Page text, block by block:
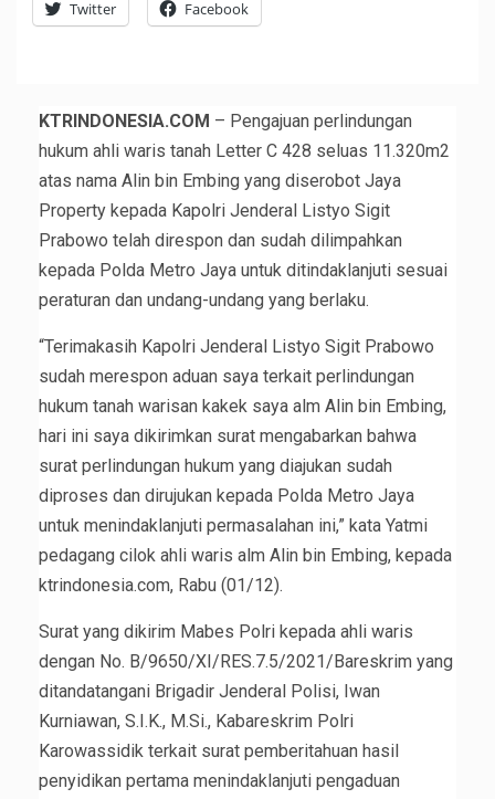
Twitter Facebook
KTRINDONESIA.COM – Pengajuan perlindungan
hukum ahli waris tanah Letter C 428 seluas 11.320m2
atas nama Alin bin Embing yang diserobot Jaya
Property kepada Kapolri Jenderal Listyo Sigit
Prabowo telah direspon dan sudah dilimpahkan
kepada Polda Metro Jaya untuk ditindaklanjuti sesuai
peraturan dan undang-undang yang berlaku.
“Terimakasih Kapolri Jenderal Listyo Sigit Prabowo
sudah merespon aduan saya terkait perlindungan
hukum tanah warisan kakek saya alm Alin bin Embing,
hari ini saya dikirimkan surat mengabarkan bahwa
surat perlindungan hukum yang diajukan sudah
diproses dan dirujukan kepada Polda Metro Jaya
untuk menindaklanjuti permasalahan ini,” kata Yatmi
pedagang cilok ahli waris alm Alin bin Embing, kepada
ktrindonesia.com, Rabu (01/12).
Surat yang dikirim Mabes Polri kepada ahli waris
dengan No. B/9650/XI/RES.7.5/2021/Bareskrim yang
ditandatangani Brigadir Jenderal Polisi, Iwan
Kurniawan, S.I.K., M.Si., Kabareskrim Polri
Karowassidik terkait surat pemberitahuan hasil
penyidikan pertama menindaklanjuti pengaduan